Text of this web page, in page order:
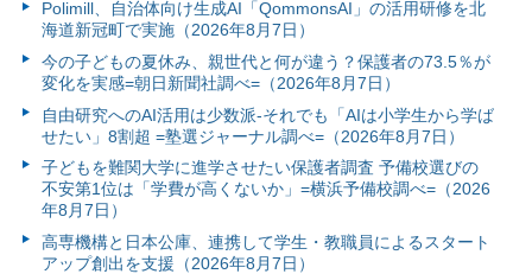
Polimill、自治体向け生成AI「QommonsAI」の活用研修を北
海道新冠町で実施（2026年8月7日）
今の子どもの夏休み、親世代と何が違う？保護者の73.5％が
変化を実感=朝日新聞社調べ=（2026年8月7日）
自由研究へのAI活用は少数派-それでも「AIは小学生から学ば
せたい」8割超 =塾選ジャーナル調べ=（2026年8月7日）
子どもを難関大学に進学させたい保護者調査 予備校選びの
不安第1位は「学費が高くないか」=横浜予備校調べ=（2026
年8月7日）
高専機構と日本公庫、連携して学生・教職員によるスタート
アップ創出を支援（2026年8月7日）